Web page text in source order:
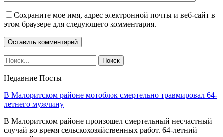
Сохраните мое имя, адрес электронной почты и веб-сайт в
этом браузере для следующего комментария.
Недавние Посты
В Малоритском районе мотоблок смертельно травмировал 64-
летнего мужчину
В Малоритском районе произошел смертельный несчастный
случай во время сельскохозяйственных работ. 64-летний